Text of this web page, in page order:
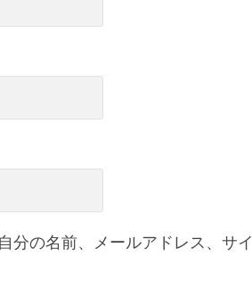
分の名前、メールアドレス、サイ